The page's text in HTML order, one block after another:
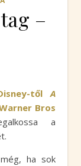
–
től
A
Bros
a
ha sok